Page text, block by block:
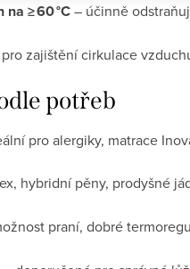
≥ 60 °C– účinně
zajištění cirkulace
potřeb
pro alergiky, matrace
hybridní pěny, prodyšné
praní, dobré